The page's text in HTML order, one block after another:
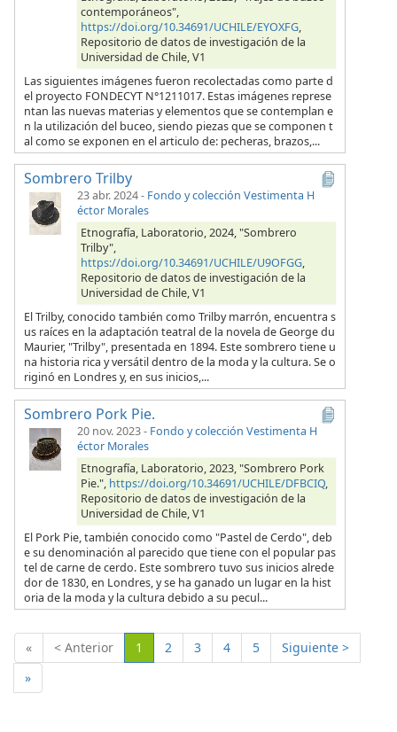
contemporáneos",
https://doi.org/10.34691/UCHILE/EYOXFG,
Repositorio de datos de investigación de la
Universidad de Chile, V1
Las siguientes imágenes fueron recolectadas como parte d
el proyecto FONDECYT N°1211017. Estas imágenes represe
ntan las nuevas materias y elementos que se contemplan e
n la utilización del buceo, siendo piezas que se componen t
al como se exponen en el articulo de: pecheras, brazos,...
Sombrero Trilby
23 abr. 2024- Fondo y colección Vestimenta H
éctor Morales
Etnografía, Laboratorio, 2024, "Sombrero
Trilby",
https://doi.org/10.34691/UCHILE/U9OFGG,
Repositorio de datos de investigación de la
Universidad de Chile, V1
El Trilby, conocido también como Trilby marrón, encuentra s
us raíces en la adaptación teatral de la novela de George du
Maurier, "Trilby", presentada en 1894. Este sombrero tiene u
na historia rica y versátil dentro de la moda y la cultura. Se o
riginó en Londres y, en sus inicios,...
Sombrero Pork Pie.
20 nov. 2023- Fondo y colección Vestimenta H
éctor Morales
Etnografía, Laboratorio, 2023, "Sombrero Pork
Pie.", https://doi.org/10.34691/UCHILE/DFBCIQ,
Repositorio de datos de investigación de la
Universidad de Chile, V1
El Pork Pie, también conocido como "Pastel de Cerdo", deb
e su denominación al parecido que tiene con el popular pas
tel de carne de cerdo. Este sombrero tuvo sus inicios alrede
dor de 1830, en Londres, y se ha ganado un lugar en la hist
oria de la moda y la cultura debido a su pecul...
« < Anterior 1 (Actual)
2 3 4 5
Siguiente >
»